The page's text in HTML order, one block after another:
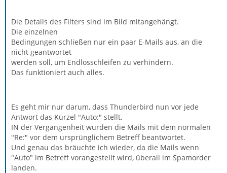
Die Details des Filters sind im Bild mitangehängt.
Die einzelnen
Bedingungen schließen nur ein paar E-Mails aus, an die
nicht geantwortet
werden soll, um Endlosschleifen zu verhindern.
Das funktioniert auch alles.
Es geht mir nur darum, dass Thunderbird nun vor jede
Antwort das Kürzel "Auto:" stellt.
IN der Vergangenheit wurden die Mails mit dem normalen
"Re:" vor dem ursprünglichem Betreff beantwortet.
Und genau das bräuchte ich wieder, da die Mails wenn
"Auto" im Betreff vorangestellt wird, überall im Spamorder
landen.